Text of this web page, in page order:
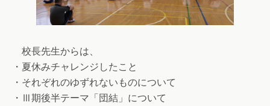
校長先生からは、
・夏休みチャレンジしたこと
・それぞれのゆずれないものについて
・Ⅲ期後半テーマ「団結」について